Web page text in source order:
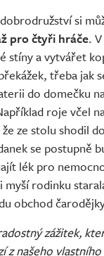
si
pro čtyři hráče.
stíny a vytvářet
třeba jak
do domečku
roje včel
ze stolu shodil
se postupně
lék pro
myší rodinku
obchod
zážitek,
z našeho